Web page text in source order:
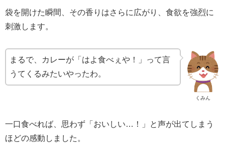
袋を開けた瞬間、その香りはさらに広がり、食欲を強烈に
刺激します。
くみん
まるで、カレーが「はよ食べぇや！」って言
うてくるみたいやったわ。
一口食べれば、思わず「おいしい…！」と声が出てしまう
ほどの感動しました。